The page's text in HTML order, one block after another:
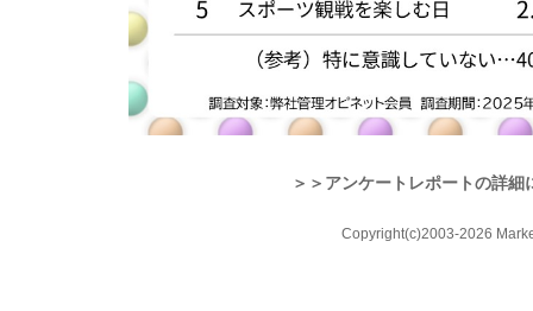
＞＞ アンケートレポートの詳